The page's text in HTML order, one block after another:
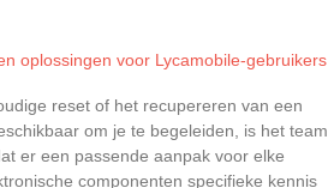
oplossingen voor Lycamobile-gebruikers
reset of het recupereren van een
om je te begeleiden, is het team
er een passende aanpak voor elke
componenten specifieke kennis